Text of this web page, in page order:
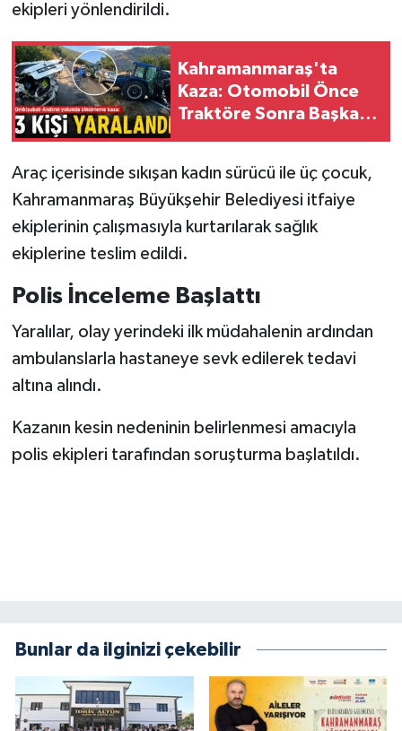
ekipleri yönlendirildi.
Kahramanmaraş'ta
Kaza: Otomobil Önce
Traktöre Sonra Başka
Araç içerisinde sıkışan kadın sürücü ile üç çocuk,
Kahramanmaraş Büyükşehir Belediyesi itfaiye
ekiplerinin çalışmasıyla kurtarılarak sağlık
ekiplerine teslim edildi.
Polis İnceleme Başlattı
Yaralılar, olay yerindeki ilk müdahalenin ardından
ambulanslarla hastaneye sevk edilerek tedavi
altına alındı.
Kazanın kesin nedeninin belirlenmesi amacıyla
polis ekipleri tarafından soruşturma başlatıldı.
Bunlar da ilginizi çekebilir
KİTAP
HEDEF2020
OTOMOBİL
TARİH
Politika
YEREL
BÖLGEDEN
BİLİM TEKNOLOJİ
YARIŞMALAR
TANITIM